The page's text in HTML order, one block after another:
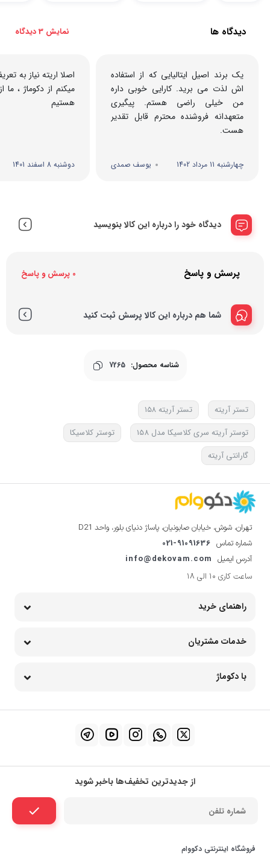
دیدگاه ها نمایش 3 دیدگاه
یک برند اصیل ایتالیایی که از استفاده
اش لذت می برید. کارایی خوبی داره
من خیلی راضی هستم. پیگیری
متعهدانه فروشنده محترم قابل تقدیر
هست.
چهارشنبه 11 مرداد 1402 یوسف صمدی
اصلا اریته نیاز به
میکنم از دکوماژ ،
هستیم
دوشنبه 8 اسفند 1401
دیدگاه خود را درباره این کالا بنویسید
پرسش و پاسخ 0 پرسش و پاسخ
شما هم درباره این کالا پرسش ثبت کنید
شناسه محصول: 7265
تستر آریته
تستر آریته ۱۵۸
توستر آریته سری کلاسیکا مدل 158
توستر کلاسیکا
گارانتی آریته
تهران، شوش، خیابان صابونیان، پاساژ دنیای بلور، واحد D21
شماره تماس 021-91091636
آدرس ایمیل info@dekovam.com
ساعت کاری 10 الی 18
راهنمای خرید
خدمات مشتریان
با دکوماژ
از جدیدترین تخفیف‌ها باخبر شوید
فروشگاه اینترنتی دکووام